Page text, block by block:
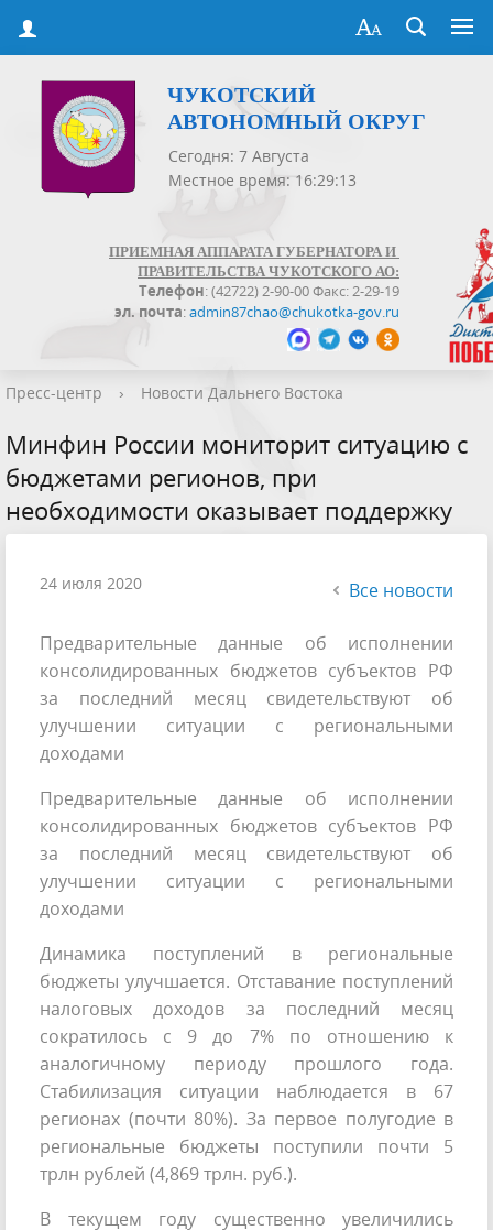
ЧУКОТСКИЙ
АВТОНОМНЫЙ ОКРУГ
Сегодня: 7 Августа
Местное время: 16:29:13
ПРИЕМНАЯ АППАРАТА ГУБЕРНАТОРА И
ПРАВИТЕЛЬСТВА ЧУКОТСКОГО АО:
Телефон: (42722) 2-90-00 Факс: 2-29-19
эл. почта:admin87chao@chukotka-gov.ru
Пресс-центр › Новости Дальнего Востока
Минфин России мониторит ситуацию с
бюджетами регионов, при
необходимости оказывает поддержку
24 июля 2020 Все новости
Предварительные данные об исполнении
консолидированных бюджетов субъектов РФ
за последний месяц свидетельствуют об
улучшении ситуации с региональными
доходами
Предварительные данные об исполнении
консолидированных бюджетов субъектов РФ
за последний месяц свидетельствуют об
улучшении ситуации с региональными
доходами
Динамика поступлений в региональные
бюджеты улучшается. Отставание поступлений
налоговых доходов за последний месяц
сократилось с 9 до 7% по отношению к
аналогичному периоду прошлого года.
Стабилизация ситуации наблюдается в 67
регионах (почти 80%). За первое полугодие в
региональные бюджеты поступили почти 5
трлн рублей (4,869 трлн. руб.).
В текущем году существенно увеличились